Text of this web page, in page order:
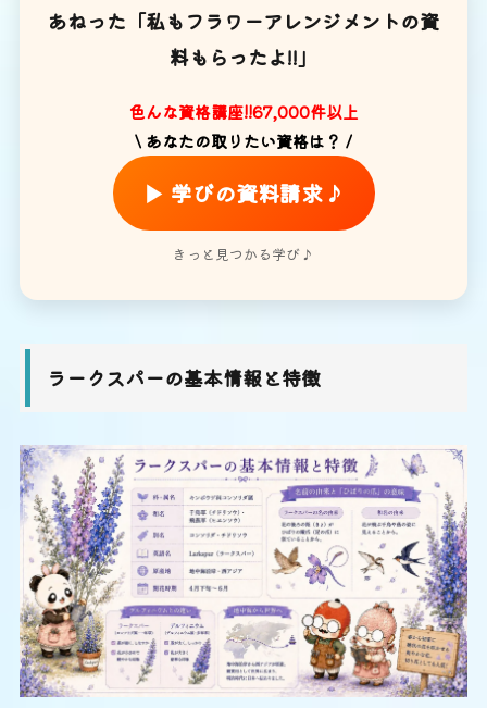
あねった「私もフラワーアレンジメントの資
料もらったよ!!」
色んな資格講座!!67,000件以上
\ あなたの取りたい資格は？ /
▶ 学びの資料請求♪
きっと見つかる学び♪
ラークスパーの基本情報と特徴